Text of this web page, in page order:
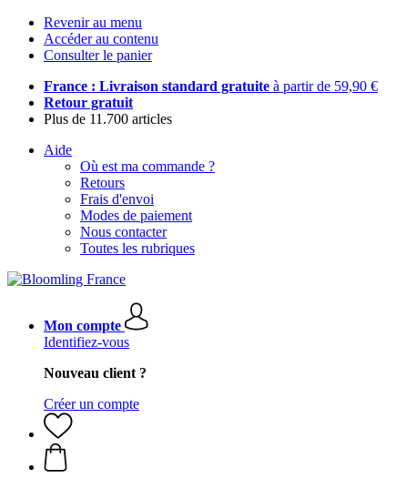
Revenir au menu
Accéder au contenu
Consulter le panier
France : Livraison standard gratuite à partir de 59,90 €
Retour gratuit
Plus de 11.700 articles
Aide
Où est ma commande ?
Retours
Frais d'envoi
Modes de paiement
Nous contacter
Toutes les rubriques
Mon compte
Identifiez-vous
Nouveau client ?
Créer un compte